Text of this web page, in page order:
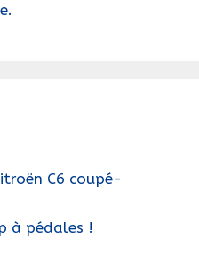
C6 coupé-
à pédales !